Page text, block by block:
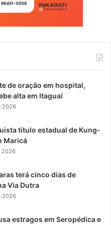
de oração em hospital,
alta em Itaguaí
2026
título estadual de Kung-
Maricá
2026
terá cinco dias de
Via Dutra
2026
estragos em Seropédica e